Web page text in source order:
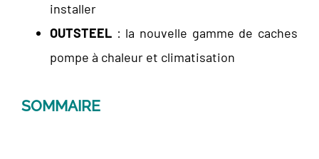
installer
OUTSTEEL: la nouvelle gamme de caches
pompe à chaleur et climatisation
SOMMAIRE